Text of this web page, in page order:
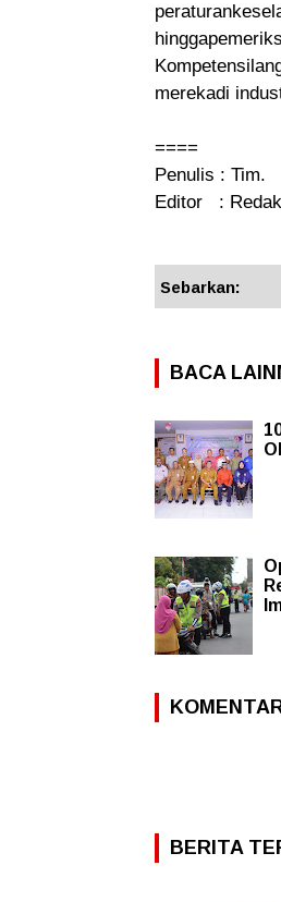
merekadi
====
Penulis : Tim.
Editor :
Sebarkan:
BACA
BERITA